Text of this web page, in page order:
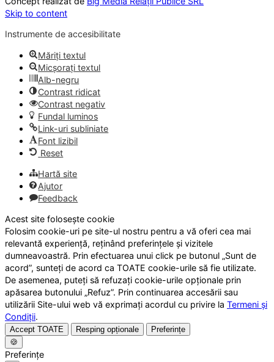
Skip to content
Instrumente de accesibilitate
Măriți textul
Micșorați textul
Alb-negru
Contrast ridicat
Contrast negativ
Fundal luminos
Link-uri subliniate
Font lizibil
Reset
Hartă site
Ajutor
Feedback
Acest site folosește cookie
Folosim cookie-uri pe site-ul nostru pentru a vă oferi cea mai
relevantă experiență, reținând preferințele și vizitele
dumneavoastră. Prin efectuarea unui click pe butonul „Sunt de
acord”, sunteți de acord ca TOATE cookie-urile să fie utilizate.
De asemenea, puteți să refuzați cookie-urile opționale prin
apăsarea butonului „Refuz”. Prin continuarea accesării sau
utilizării Site-ului web vă exprimați acordul cu privire la Termeni și
Condiții.
Accept TOATE Resping opționale
Preferințe
🍪
Preferințe